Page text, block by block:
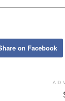
on Facebook